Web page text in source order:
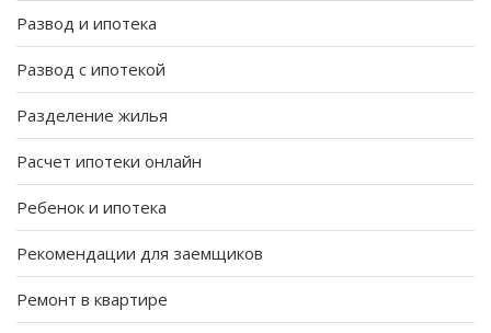
Развод и ипотека
Развод с ипотекой
Разделение жилья
Расчет ипотеки онлайн
Ребенок и ипотека
Рекомендации для заемщиков
Ремонт в квартире